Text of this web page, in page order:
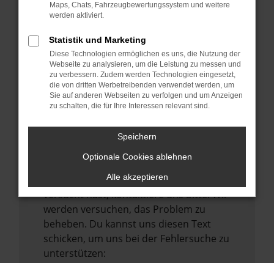
Starte dein Gerät neu.
vorübergehende Probleme zu beheben.
Stelle sicher, dass dein Browser und dein
Betriebssystem auf dem neuesten Stand
sind.
Veraltete Software birgt nicht nur ein
führen, dass bestimmte Funktionen nicht
mehr unterstützt werden.
Wende dich an den Webseitenbetreiber.
Wenn du alle oben genannten Schritte
versucht hast, kontaktiere uns bitte. Wir
werden versuchen, das Problem zu
beheben. Du kannst uns diesen Text
schicken, um uns bei der Fehlersuche zu
unterstützen:
Maps, Chats, Fahrzeugbewertungssystem und weitere
werden aktiviert.
Statistik und Marketing
Diese Technologien ermöglichen es uns, die Nutzung der
Webseite zu analysieren, um die Leistung zu messen und
zu verbessern. Zudem werden Technologien eingesetzt,
die von dritten Werbetreibenden verwendet werden, um
Sie auf anderen Webseiten zu verfolgen und um Anzeigen
zu schalten, die für Ihre Interessen relevant sind.
Speichern
Optionale Cookies ablehnen
Alle akzeptieren